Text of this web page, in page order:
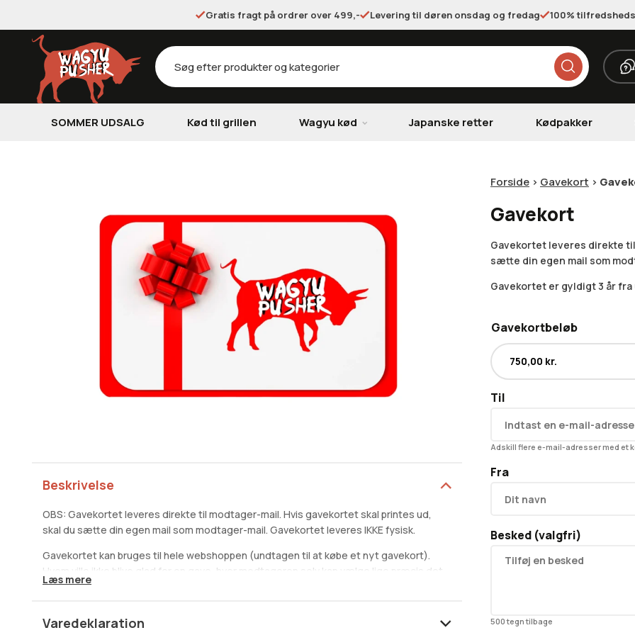
Gratis fragt på ordrer over 499,- Levering til døren onsdag og fredag 100%
Products
search
SOMMER UDSALG Kød til grillen Wagyu kød Japanske retter Kødpakker
Beskrivelse
OBS: Gavekortet leveres direkte til modtager-mail. Hvis gavekortet skal printes ud,
skal du sætte din egen mail som modtager-mail. Gavekortet leveres IKKE fysisk.
Gavekortet kan bruges til hele webshoppen (undtagen til at købe et nyt gavekort).
Hvem ville ikke blive glad for en gave, hvor modtageren selv kan vælge lige præcis det
kød, som han eller hun altid har drømt om? Mindstebeløb er kr. 100. Hvis du har særlige
info@wagyupusher.dk
Læs mere
Varedeklaration
Forside > Gavekort >
Gavekort
Gavekortet leveres direkte
sætte din egen mail som
Gavekortet er gyldigt 3 år
Gavekortbeløb
Til
Adskill flere e-mail-adresser med et
Fra
Besked (valgfri)
500tegn tilbage